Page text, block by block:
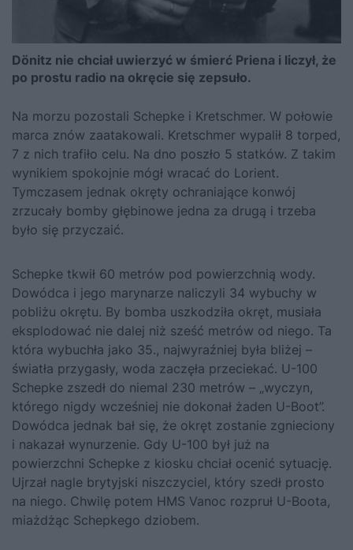
Dönitz nie chciał uwierzyć w śmierć Priena i liczył, że
po prostu radio na okręcie się zepsuło.
Na morzu pozostali Schepke i Kretschmer. W połowie
marca znów zaatakowali. Kretschmer wypalił 8 torped,
7 z nich trafiło celu. Na dno poszło 5 statków. Z takim
wynikiem spokojnie mógł wracać do Lorient.
Tymczasem jednak okręty ochraniające konwój
zrzucały bomby głębinowe jedna za drugą i trzeba
było się przyczaić.
Schepke tkwił 60 metrów pod powierzchnią wody.
Dowódca i jego marynarze naliczyli 34 wybuchy w
pobliżu okrętu. By bomba uszkodziła okręt, musiała
eksplodować nie dalej niż sześć metrów od niego. Ta
która wybuchła jako 35., najwyraźniej była bliżej –
światła przygasły, woda zaczęła przeciekać. U-100
Schepke zszedł do niemal 230 metrów – „wyczyn,
którego nigdy wcześniej nie dokonał żaden U-Boot”.
Dowódca jednak bał się, że okręt zostanie zgnieciony
i nakazał wynurzenie. Gdy U-100 był już na
powierzchni Schepke z kiosku chciał ocenić sytuację.
Ujrzał nagle brytyjski niszczyciel, który szedł prosto
na niego. Chwilę potem HMS Vanoc rozpruł U-Boota,
miażdżąc Schepkego dziobem.